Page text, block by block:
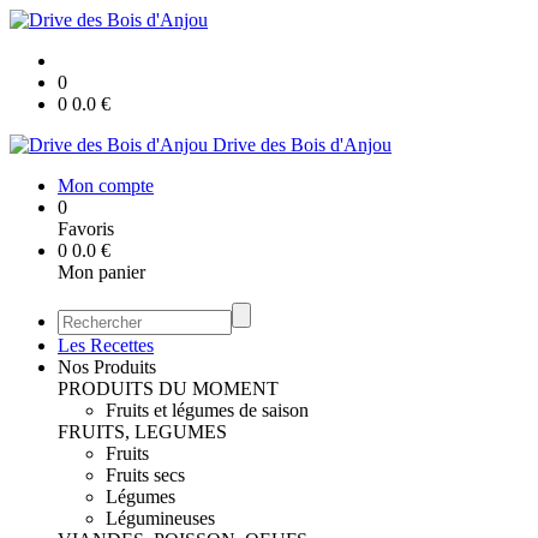
0
0 0.0 €
Drive des Bois d'Anjou
Mon compte
0
Favoris
0 0.0 €
Mon panier
Les Recettes
Nos Produits
PRODUITS DU MOMENT
Fruits et légumes de saison
FRUITS, LEGUMES
Fruits
Fruits secs
Légumes
Légumineuses